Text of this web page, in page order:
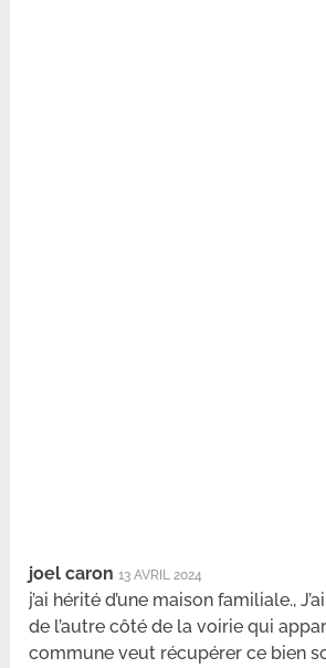
joel caron 13 AVRIL 2024
j’ai hérité d’une maison familiale.,
de l’autre côté de la voirie qui
commune veut récupérer ce bien